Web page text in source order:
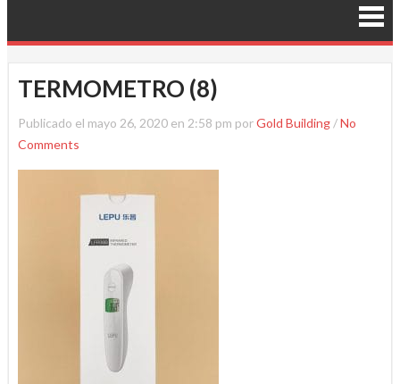
TERMOMETRO (8)
Publicado el mayo 26, 2020 en 2:58 pm porGold Building /No
Comments